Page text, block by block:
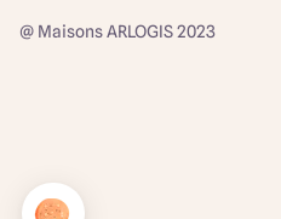
@ Maisons ARLOGIS 2023